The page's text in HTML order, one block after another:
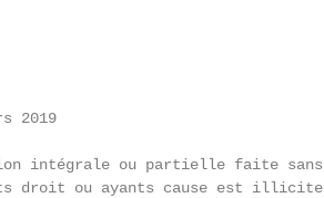
2019
intégrale ou partielle faite sans
droit ou ayants cause est illicite